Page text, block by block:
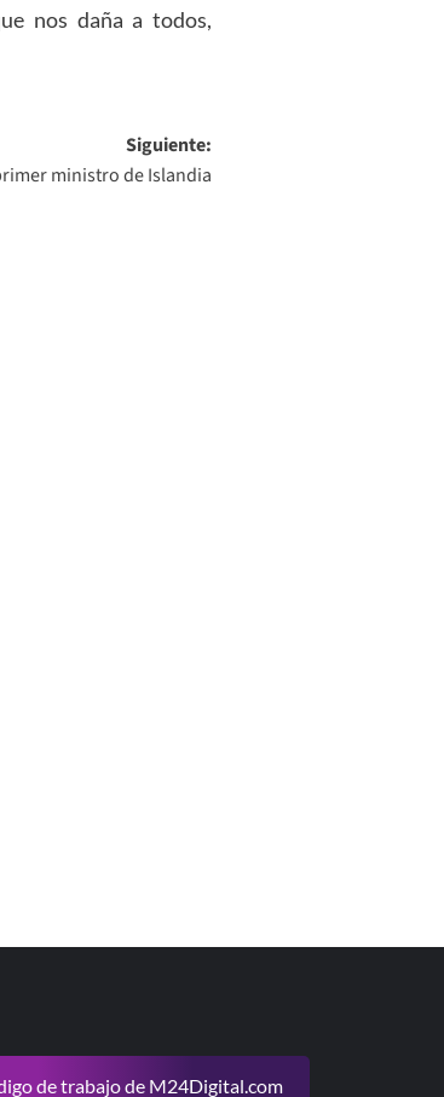
nos daña a todos,
Siguiente:
ministro de Islandia
de trabajo de M24Digital.com